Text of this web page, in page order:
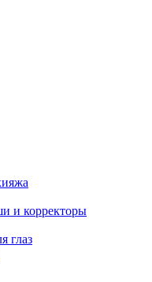
и корректоры
глаз